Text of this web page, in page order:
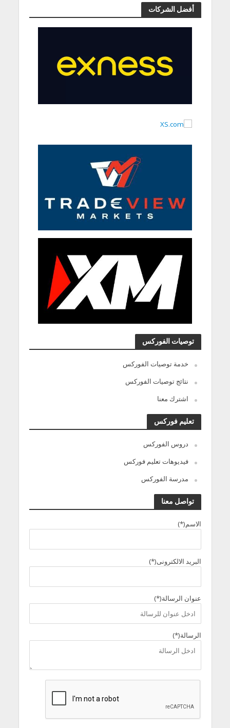
أفضل الشركات
توصيات الفوركس
خدمة توصيات الفوركس
نتائج توصيات الفوركس
اشترك معنا
تعليم فوركس
دروس الفوركس
فيديوهات تعليم فوركس
مدرسة الفوركس
تواصل معنا
الاسم(*)
البريد الالكترونى(*)
عنوان الرسالة(*)
الرسالة(*)